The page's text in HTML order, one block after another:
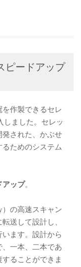
ピードアップ
作製できるセレ
しました。セレッ
発された、かぶせ
ためのシステム
アップ。
）の高速スキャン
送して設計し、
ます。設計から
一本、二本であ
ることができま